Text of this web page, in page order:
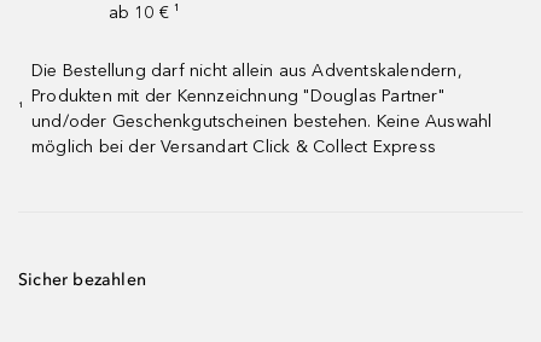
ab 10 € ¹
¹
Die Bestellung darf nicht allein aus Adventskalendern,
Produkten mit der Kennzeichnung "Douglas Partner"
und/oder Geschenkgutscheinen bestehen. Keine Auswahl
möglich bei der Versandart Click & Collect Express
Sicher bezahlen